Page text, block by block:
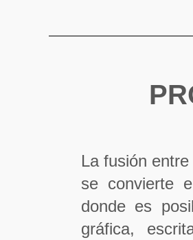
La fusión
se convierte
donde es
gráfica,